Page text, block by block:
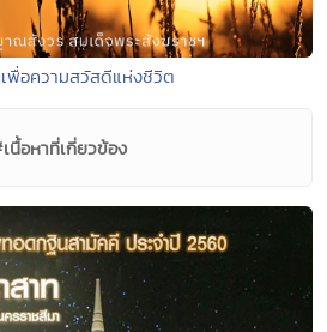
เพื่อความสวัสดีแห่งชีวิต
นื้อหาที่เกี่ยวข้อง